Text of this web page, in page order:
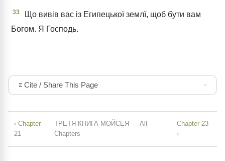
33
Що вивів вас із Египецької землї, щоб бути вам
Богом. Я Господь.
Cite / Share This Page
‹ Chapter
21
ТРЕТЯ КНИГА МОЙСЕЯ — All
Chapters
Chapter 23
›